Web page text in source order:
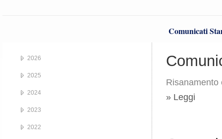
Comunicati
Risanamento
» Leggi
2026
2025
2024
2023
2022